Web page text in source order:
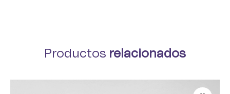
Productos relacionados